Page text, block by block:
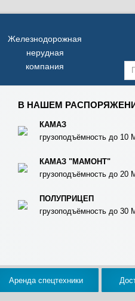
Железнодорожная
нерудная
компания
В НАШЕМ
КАМАЗ
грузоподъёмность до 10
КАМАЗ "МАМОНТ"
грузоподъёмность до 20
ПОЛУПРИЦЕП
грузоподъёмность до 30
Аренда спецтехники